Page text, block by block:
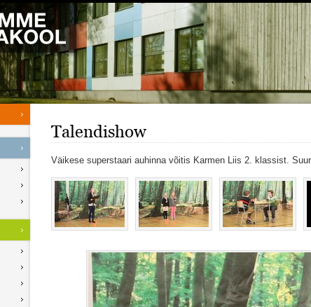
Talendishow
Väikese superstaari auhinna võitis Karmen Liis 2. klassist.